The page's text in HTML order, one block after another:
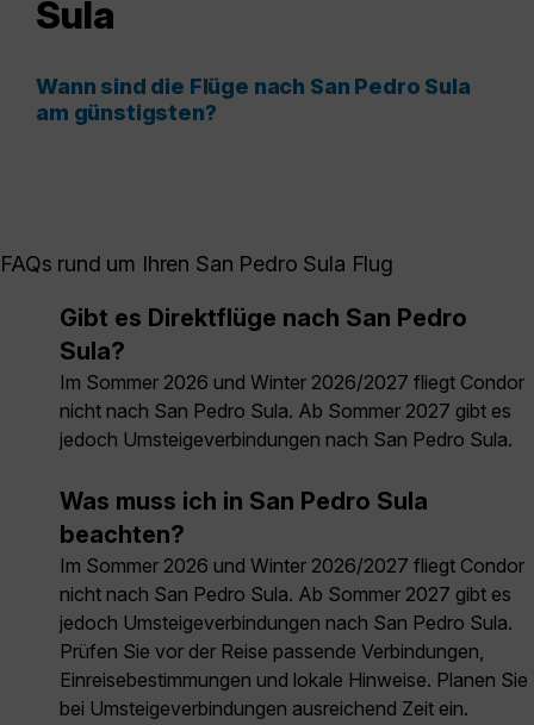
Sula
Wann sind die Flüge nach San Pedro Sula
am günstigsten?
FAQs rund um Ihren San Pedro Sula Flug
Gibt es Direktflüge nach San Pedro
Sula?
Im Sommer 2026 und Winter 2026/2027 fliegt Condor
nicht nach San Pedro Sula. Ab Sommer 2027 gibt es
jedoch Umsteigeverbindungen nach San Pedro Sula.
Was muss ich in San Pedro Sula
beachten?
Im Sommer 2026 und Winter 2026/2027 fliegt Condor
nicht nach San Pedro Sula. Ab Sommer 2027 gibt es
jedoch Umsteigeverbindungen nach San Pedro Sula.
Prüfen Sie vor der Reise passende Verbindungen,
Einreisebestimmungen und lokale Hinweise. Planen Sie
bei Umsteigeverbindungen ausreichend Zeit ein.